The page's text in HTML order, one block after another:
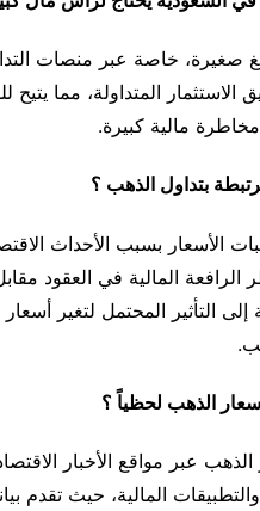
صغيرة، خاصة عبر منصات
الاستثمار المتداولة، مما يتيح
مالية كبيرة.
بتداول الذهب ؟
الأسعار بسبب الأحداث
الرافعة المالية في العقود
التأثير المحتمل لتغير أسعار
الذهب لحظياً ؟
عبر مواقع الأخبار
المالية، حيث تقدم